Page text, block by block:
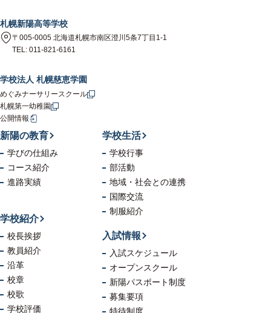
札幌新陽高等学校
〒005-0005 北海道札幌市南区澄川5条7丁目1-1
TEL: 011-821-6161
学校法人 札幌慈恵学園
めぐみナーサリースクール
札幌第一幼稚園
公開情報
新陽の教育
学びの仕組み
コース紹介
進路実績
学校生活
学校行事
部活動
地域・社会との連携
国際交流
制服紹介
学校紹介
校長挨拶
教員紹介
沿革
校章
校歌
学校評価
入試情報
入試スケジュール
オープンスクール
新陽パスポート制度
募集要項